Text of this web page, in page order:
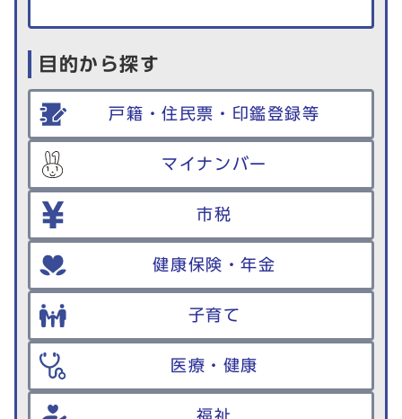
目的から探す
戸籍・住民票・印鑑登録等
マイナンバー
市税
健康保険・年金
子育て
医療・健康
福祉